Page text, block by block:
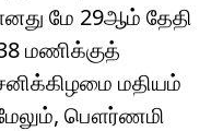
மே 29ஆம் தேதி
மணிக்குத்
மதியம்
மேலும், பௌர்ணமி